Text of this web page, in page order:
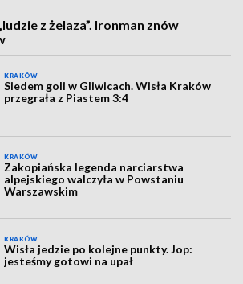
z żelaza”. Ironman znów
KRAKÓW
Siedem goli w Gliwicach. Wisła Kraków
przegrała z Piastem 3:4
KRAKÓW
Zakopiańska legenda narciarstwa
alpejskiego walczyła w Powstaniu
Warszawskim
KRAKÓW
Wisła jedzie po kolejne punkty. Jop:
jesteśmy gotowi na upał